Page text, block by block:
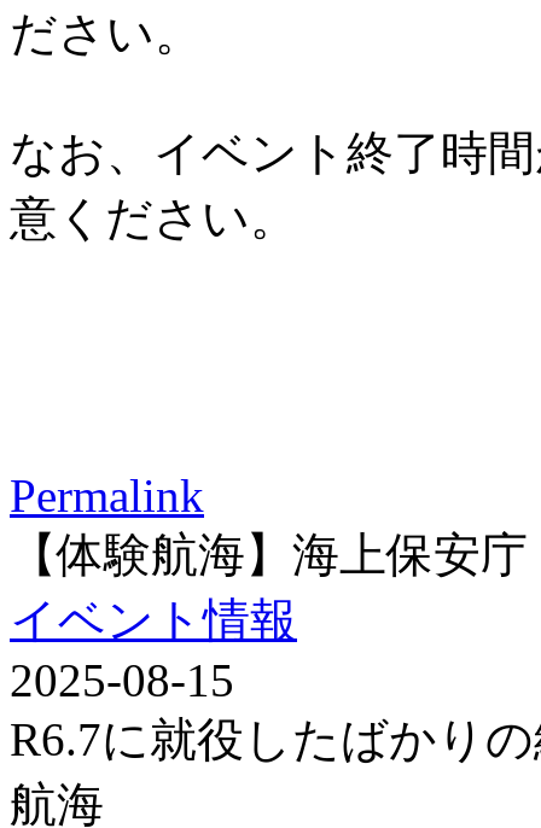
ださい。
なお、イベント終了時
意ください。
Permalink
【体験航海】海上保安
イベント情報
2025-08-15
R6.7に就役したばかり
航海